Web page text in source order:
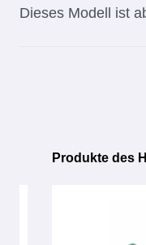
Dieses Modell ist
Produktgalerie
Produkte des